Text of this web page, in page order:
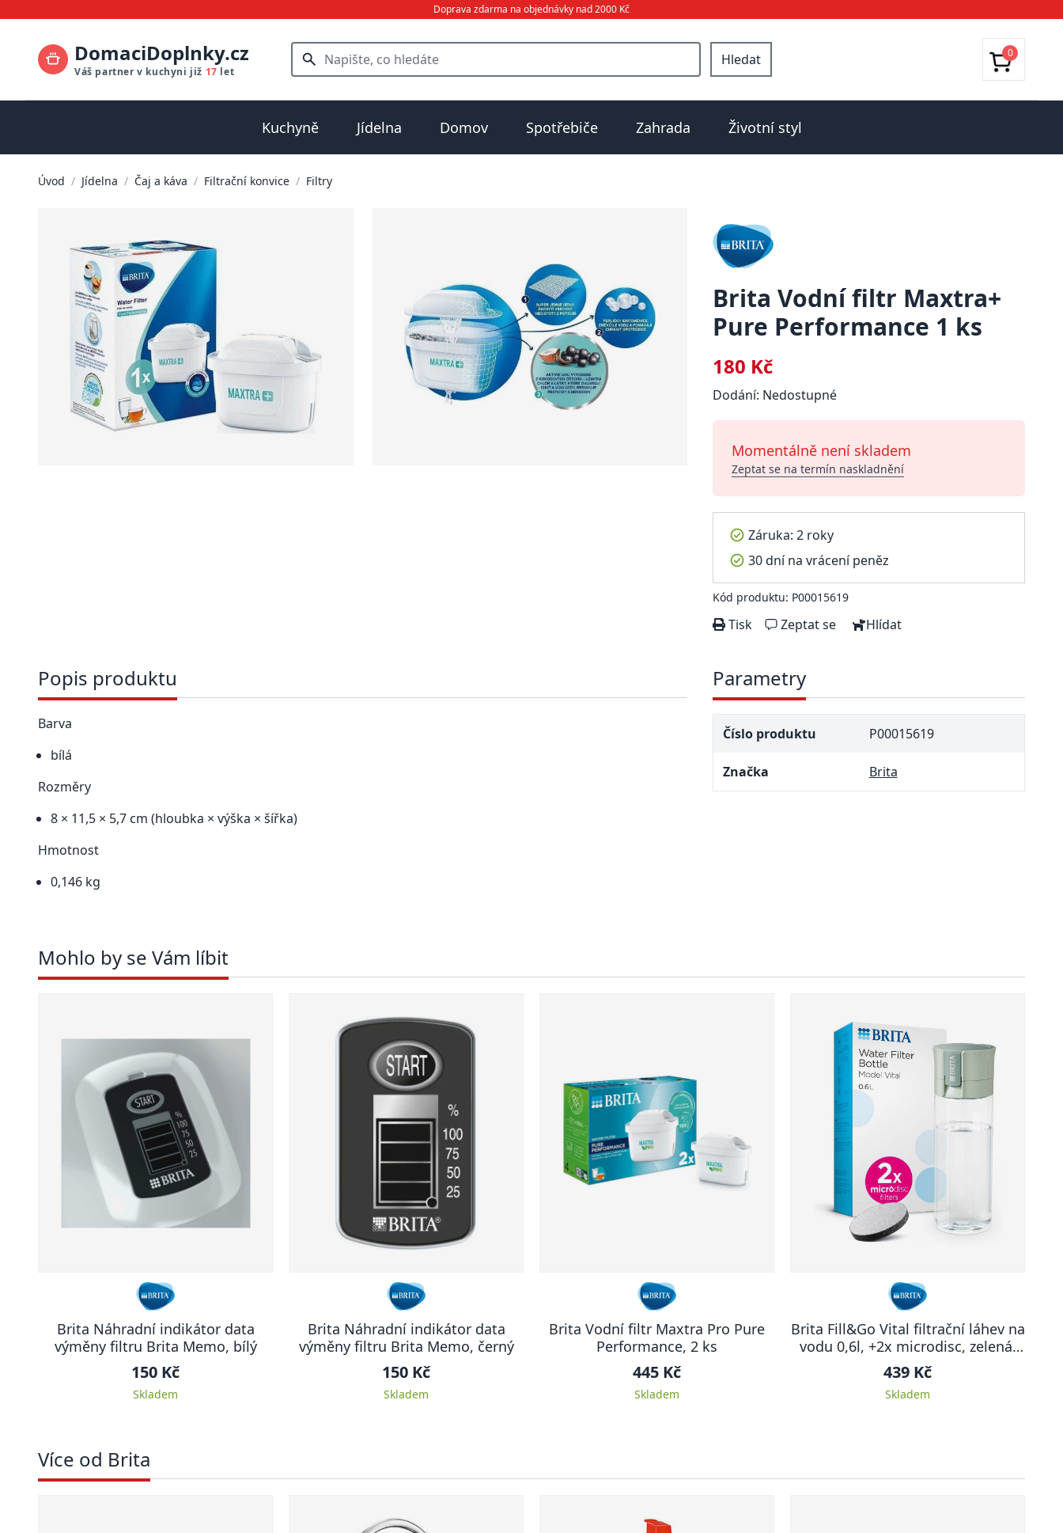
Doprava zdarma na objednávky nad 2000 Kč
DomaciDoplnky.cz
Váš partner v kuchyni již 17 let
Hledat 0
Kuchyně Jídelna Domov Spotřebiče Zahrada Životní styl
Úvod / Jídelna / Čaj a káva / Filtrační konvice / Filtry
Brita Vodní filtr Maxtra+
Pure Performance 1 ks
180 Kč
Dodání: Nedostupné
Momentálně není skladem
Zeptat se na termín naskladnění
Záruka: 2 roky
30 dní na vrácení peněz
Kód produktu: P00015619
Tisk Zeptat se Hlídat
Popis produktu
Barva
bílá
Rozměry
8 × 11,5 × 5,7 cm (hloubka × výška × šířka)
Hmotnost
0,146 kg
Parametry
Číslo produktu P00015619
Značka Brita
Mohlo by se Vám líbit
Brita Náhradní indikátor data
výměny filtru Brita Memo, bílý
150 Kč
Skladem
Brita Náhradní indikátor data
výměny filtru Brita Memo, černý
150 Kč
Skladem
Brita Vodní filtr Maxtra Pro Pure
Performance, 2 ks
445 Kč
Skladem
Brita Fill&Go Vital filtrační láhev na
vodu 0,6l, +2x microdisc, zelená,
2024
439 Kč
Skladem
Více od Brita